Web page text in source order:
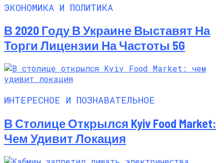
ЭКОНОМИКА И ПОЛИТИКА
В 2020 Году В Украине Выставят На
Торги Лицензии На Частоты 5G
ИНТЕРЕСНОЕ И ПОЗНАВАТЕЛЬНОЕ
В Столице Открылся Kyiv Food Market:
Чем Удивит Локация